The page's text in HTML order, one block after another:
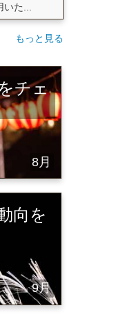
た...
もっと見る
チェ
8月
向を
9月